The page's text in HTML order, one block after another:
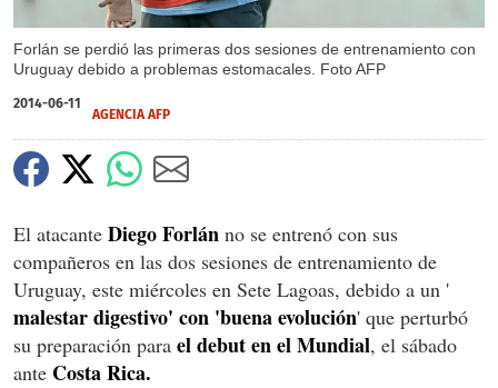
Forlán se perdió las primeras dos sesiones de entrenamiento con
Uruguay debido a problemas estomacales. Foto AFP
2014-06-11
AGENCIA AFP
El atacante Diego Forlán no se entrenó con sus
compañeros en las dos sesiones de entrenamiento de
Uruguay, este miércoles en Sete Lagoas, debido a un '
malestar digestivo' con 'buena evolución' que perturbó
su preparación para el debut en el Mundial, el sábado
ante Costa Rica.